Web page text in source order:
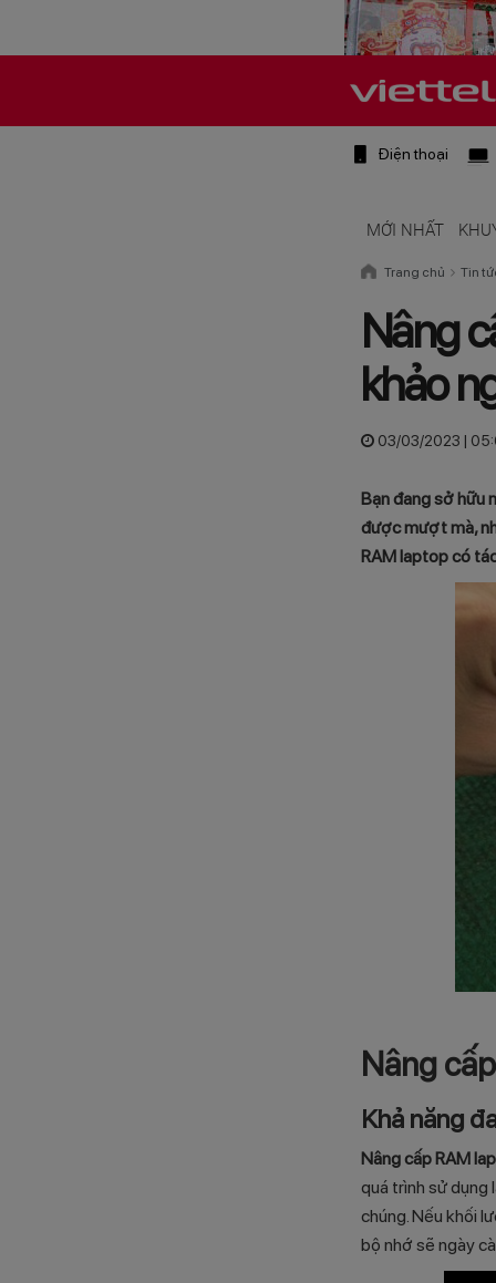
Điện thoại
MỚI NHẤT
Trang chủ Tin
Nâng
khảo
03/03/2023 |
Bạn đang sở hữu
được mượt mà,
RAM laptop có
Nâng
Khả năng
Nâng cấp RAM
quá trình sử
chúng. Nếu khối
bộ nhớ sẽ ngày